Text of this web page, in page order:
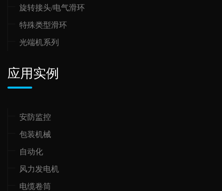
旋转接头/电气滑环
特殊类型滑环
光端机系列
应用实例
安防监控
包装机械
自动化
风力发电机
电缆卷筒